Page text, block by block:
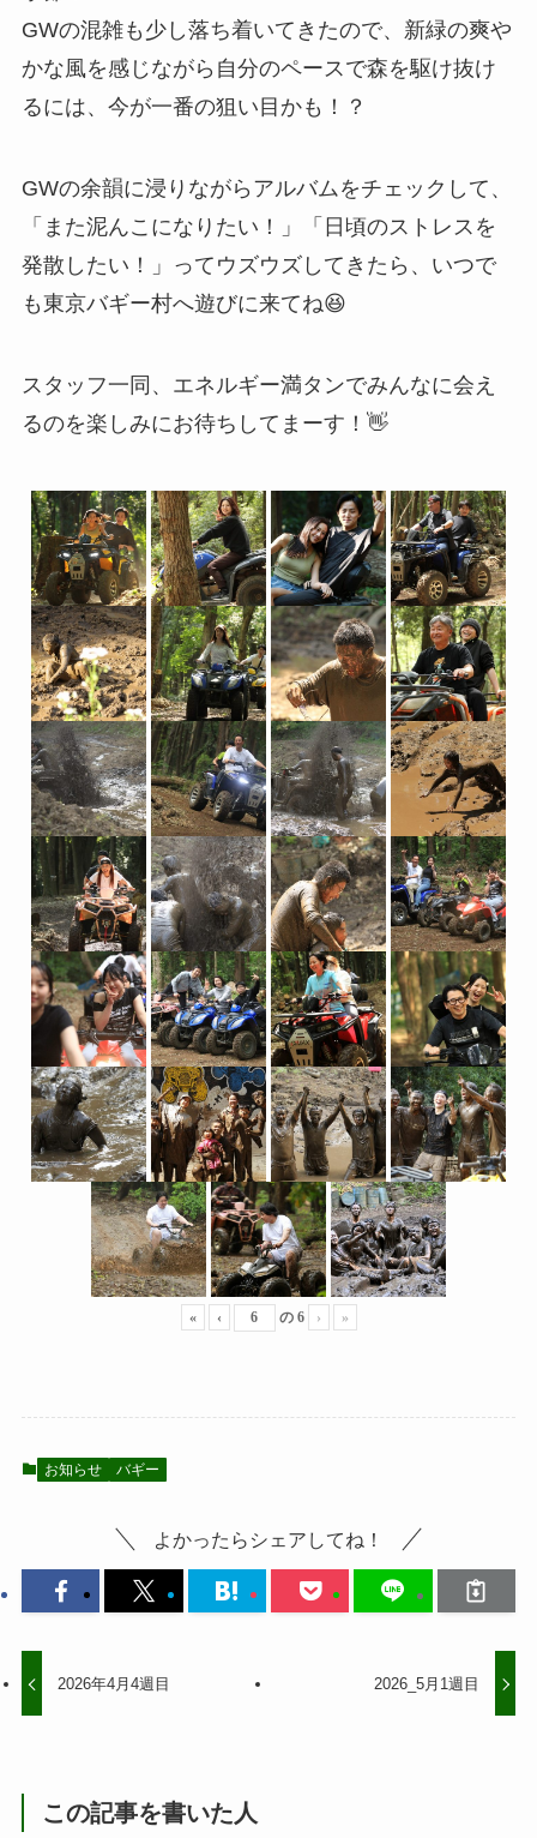
GWの混雑も少し落ち着いてきたので、新緑の爽や
かな風を感じながら自分のペースで森を駆け抜け
るには、今が一番の狙い目かも！？
GWの余韻に浸りながらアルバムをチェックして、
「また泥んこになりたい！」「日頃のストレスを
発散したい！」ってウズウズしてきたら、いつで
も東京バギー村へ遊びに来てね😆
スタッフ一同、エネルギー満タンでみんなに会え
るのを楽しみにお待ちしてまーす！👋
« ‹ の 6 › »
お知らせ バギー
よかったらシェアしてね！
2026年4月4週目 2026_5月1週目
この記事を書いた人